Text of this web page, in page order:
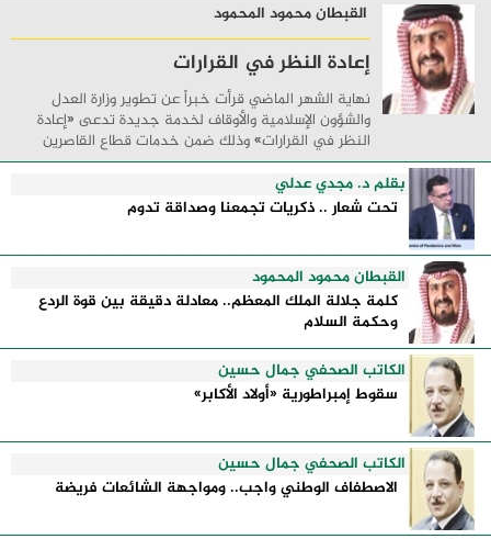
القبطان محمود المحمود
إعادة النظر في القرارات
نهاية الشهر الماضي قرأت خبراً عن تطوير وزارة العدل
والشؤون الإسلامية والأوقاف لخدمة جديدة تدعى «إعادة
النظر في القرارات» وذلك ضمن خدمات قطاع القاصرين
بحيث تتيح للخاضعين للولاية والقائمين على ...
بقلم د. مجدي عدلي
تحت شعار .. ذكريات تجمعنا وصداقة تدوم
القبطان محمود المحمود
كلمة جلالة الملك المعظم.. معادلة دقيقة بين قوة الردع
وحكمة السلام
الكاتب الصحفي جمال حسين
سقوط إمبراطورية «أولاد الأكابر»
الكاتب الصحفي جمال حسين
الاصطفاف الوطني واجب.. ومواجهة الشائعات فريضة